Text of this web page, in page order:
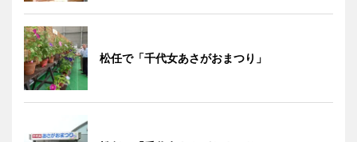
松任で「千代女あさがおまつり」